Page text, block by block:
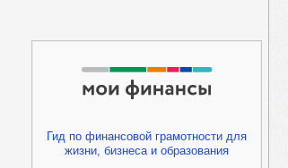
Гид по финансовой грамотности для
жизни, бизнеса и образования